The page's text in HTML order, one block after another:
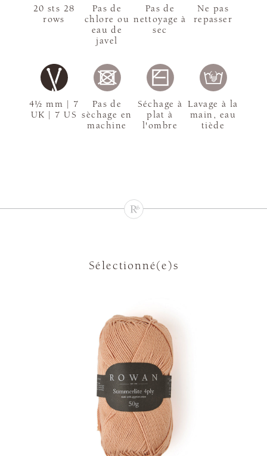
4½ mm | 7
UK | 7 US
20 sts 28
rows
Pas de
chlore ou
eau de
javel
Pas de
nettoyage à
sec
Ne pas
repasser
Pas de
sèchage en
machine
Séchage à
plat à
l'ombre
Lavage à la
main, eau
tiède
Sélectionné(e)s